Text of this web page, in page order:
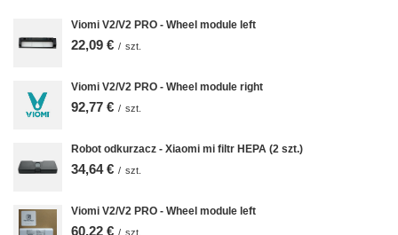
Viomi V2/V2 PRO - Wheel module left
22,09 € / szt.
Viomi V2/V2 PRO - Wheel module right
92,77 € / szt.
Robot odkurzacz - Xiaomi mi filtr HEPA (2 szt.)
34,64 € / szt.
Viomi V2/V2 PRO - Wheel module left
60,22 € / szt.